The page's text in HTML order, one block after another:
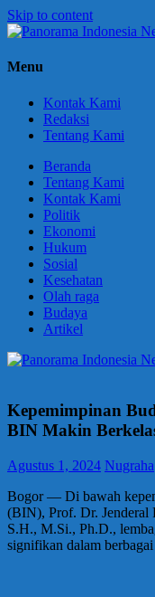
Skip to content
Panorama
Berani
Menu
Kontak Kami
Redaksi
Tentang Kami
Beranda
Tentang Kami
Kontak Kami
Politik
Ekonomi
Hukum
Sosial
Kesehatan
Olah raga
Budaya
Artikel
Kepemimpinan
BIN Makin
Agustus 1, 2024 Nugraha
Bogor — Di bawah
(BIN), Prof. Dr. Jenderal
S.H., M.Si., Ph.D.,
signifikan dalam berbagai